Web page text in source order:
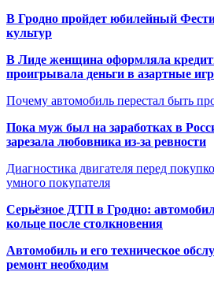
В Гродно пройдет юбилейный
культур
В Лиде женщина оформляла
проигрывала деньги в азартные
Почему автомобиль перестал быть
Пока муж был на заработках в
зарезала любовника из-за ревности
Диагностика двигателя перед
умного покупателя
Серьёзное ДТП в Гродно:
кольце после столкновения
Автомобиль и его техническое
ремонт необходим